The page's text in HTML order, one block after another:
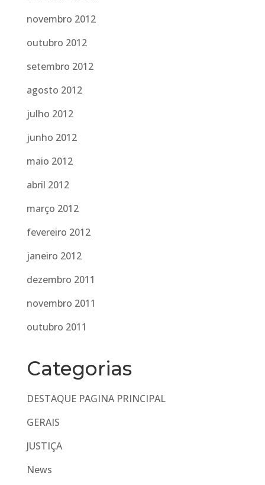
novembro 2012
outubro 2012
setembro 2012
agosto 2012
julho 2012
junho 2012
maio 2012
abril 2012
março 2012
fevereiro 2012
janeiro 2012
dezembro 2011
novembro 2011
outubro 2011
Categorias
DESTAQUE PAGINA PRINCIPAL
GERAIS
JUSTIÇA
News